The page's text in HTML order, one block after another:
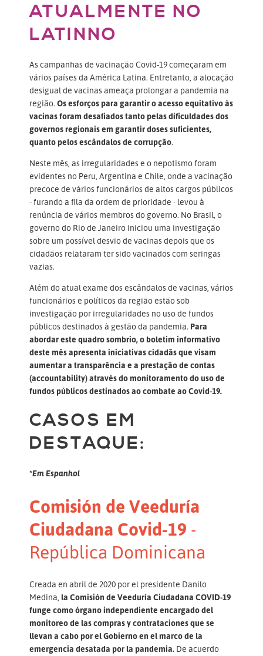
ATUALMENTE NO
LATINNO
As campanhas de vacinação Covid-19 começaram em
vários países da América Latina. Entretanto, a alocação
desigual de vacinas ameaça prolongar a pandemia na
região. Os esforços para garantir o acesso equitativo às
vacinas foram desafiados tanto pelas dificuldades dos
governos regionais em garantir doses suficientes,
quanto pelos escândalos de corrupção.
Neste mês, as irregularidades e o nepotismo foram
evidentes no Peru, Argentina e Chile, onde a vacinação
precoce de vários funcionários de altos cargos públicos
- furando a fila da ordem de prioridade - levou à
renúncia de vários membros do governo. No Brasil, o
governo do Rio de Janeiro iniciou uma investigação
sobre um possível desvio de vacinas depois que os
cidadãos relataram ter sido vacinados com seringas
vazias.
Além do atual exame dos escândalos de vacinas, vários
funcionários e políticos da região estão sob
investigação por irregularidades no uso de fundos
públicos destinados à gestão da pandemia. Para
abordar este quadro sombrio, o boletim informativo
deste mês apresenta iniciativas cidadãs que visam
aumentar a transparência e a prestação de contas
(accountability) através do monitoramento do uso de
fundos públicos destinados ao combate ao Covid-19.
CASOS EM
DESTAQUE:
*Em Espanhol
Comisión de Veeduría
Ciudadana Covid-19 -
República Dominicana
Creada en abril de 2020 por el presidente Danilo
Medina, la Comisión de Veeduría Ciudadana COVID-19
funge como órgano independiente encargado del
monitoreo de las compras y contrataciones que se
llevan a cabo por el Gobierno en el marco de la
emergencia desatada por la pandemia. De acuerdo